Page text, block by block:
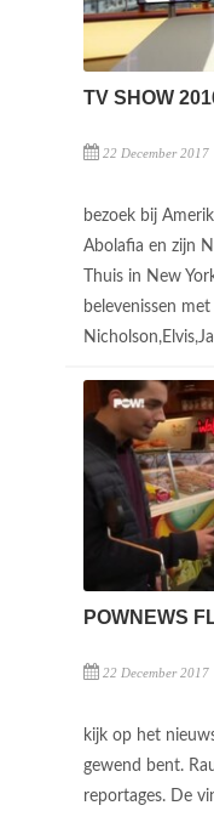
TV SHOW
22 December 2017
bezoek bij
Abolafia en zijn
Thuis in New
belevenissen
POWNEWS
22 December 2017
kijk op het
gewend bent.
reportages. De